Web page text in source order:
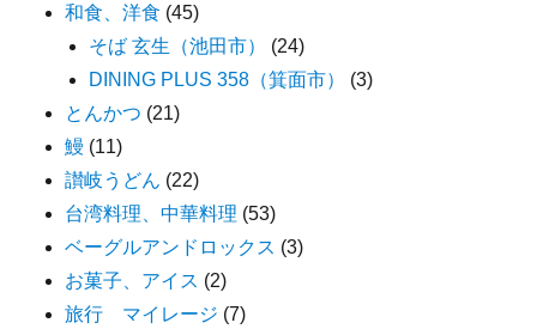
和食、洋食 (45)
そば 玄生（池田市）
(24)
DINING PLUS 358（箕面市）
(3)
とんかつ (21)
鰻 (11)
讃岐うどん (22)
台湾料理、中華料理 (53)
ベーグルアンドロックス (3)
お菓子、アイス (2)
旅行 マイレージ (7)